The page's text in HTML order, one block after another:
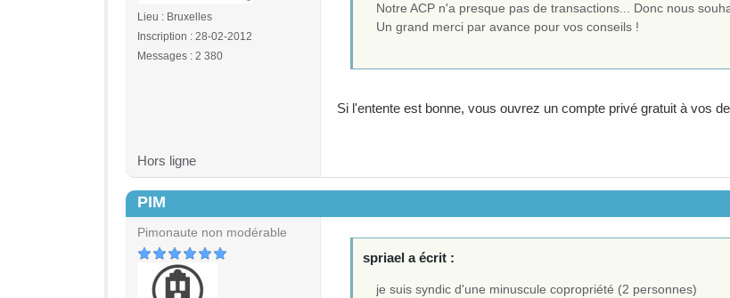
Lieu : Bruxelles
Inscription : 28-02-2012
Messages : 2 380
Notre ACP n'a presque pas de transactions... Donc nous
Un grand merci par avance pour vos conseils !
Si l'entente est bonne, vous ouvrez un compte privé gratuit à vos
Hors ligne
PIM
Pimonaute non modérable
spriael a écrit :
je suis syndic d'une minuscule copropriété (2 personnes)